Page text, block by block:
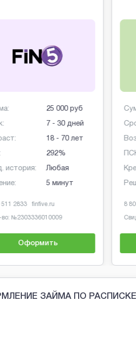
история:
25 000 руб
7 - 30 дней
18 - 70 лет
292%
Любая
5 минут
511 2833 finfive.ru
во: №2303336010009
Оформить
8
ЗАЙМА ПО